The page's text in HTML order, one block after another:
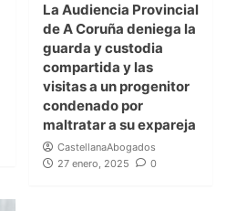
La Audiencia Provincial
de A Coruña deniega la
guarda y custodia
compartida y las
visitas a un progenitor
condenado por
maltratar a su expareja
CastellanaAbogados
27 enero, 2025
0